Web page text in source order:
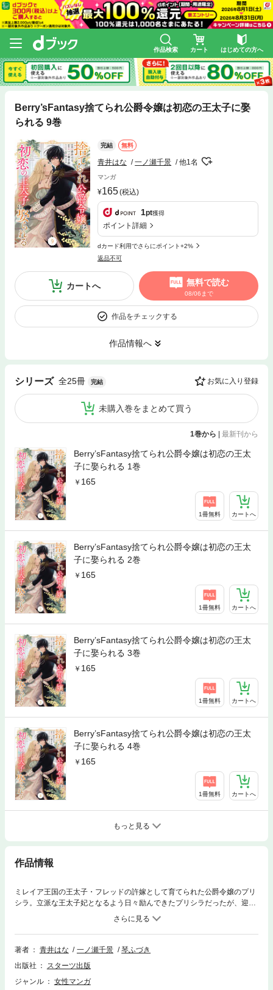
作品検索 カート はじめての方へ
Berry’sFantasy捨てられ公爵令嬢は初恋の王太子に娶
られる 9巻
完結 無料
青井はな 一ノ瀬千景 他1名
マンガ
165(税込)
1pt獲得
ポイント詳細
dカード利用でさらにポイント+2%
返品不可
カートへ 無料で読む
08/06まで
作品をチェックする
作品情報へ
シリーズ 全25冊 完結 お気に入り登録
未購入巻をまとめて買う
1巻から 最新刊から
Berry’sFantasy捨てられ公爵令嬢は初恋の王太
子に娶られる 1巻
165
1冊無料 カートへ
Berry’sFantasy捨てられ公爵令嬢は初恋の王太
子に娶られる 2巻
165
1冊無料 カートへ
Berry’sFantasy捨てられ公爵令嬢は初恋の王太
子に娶られる 3巻
165
1冊無料 カートへ
Berry’sFantasy捨てられ公爵令嬢は初恋の王太
子に娶られる 4巻
165
1冊無料 カートへ
もっと見る
作品情報
ミレイア王国の王太子・フレッドの許嫁として育てられた公爵令嬢のプリ
シラ。立派な王太子妃となるよう日々励んできたプリシラだったが、迎え
たお披露目当日に彼がまさかの失踪!? 代わりに次期国王の座につき、夫と
なったのは黒い噂が付き纏う第二王子・ディルだった。実はディルはプリ
シラが幼い頃に想いを寄せていたものの、告白を断られてしまった初恋相
手。「この結婚は形だけのものだ」と冷たく突き放してきたと思えば、時
ではフレッド失踪は陰謀によるもので、ディルが黒幕だという噂が広まっ
て――!?(この作品は電子コミック誌Berry’s Fantasy Vol.36に収録されてい
著者 青井はな 一ノ瀬千景
琴ふづき
出版社
スターツ出版
ジャンル
女性マンガ